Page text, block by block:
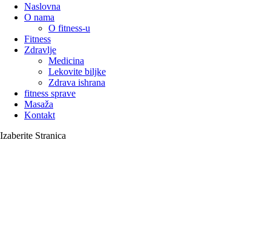
Naslovna
O nama
O fitness-u
Fitness
Zdravlje
Medicina
Lekovite biljke
Zdrava ishrana
fitness sprave
Masaža
Kontakt
Izaberite Stranica